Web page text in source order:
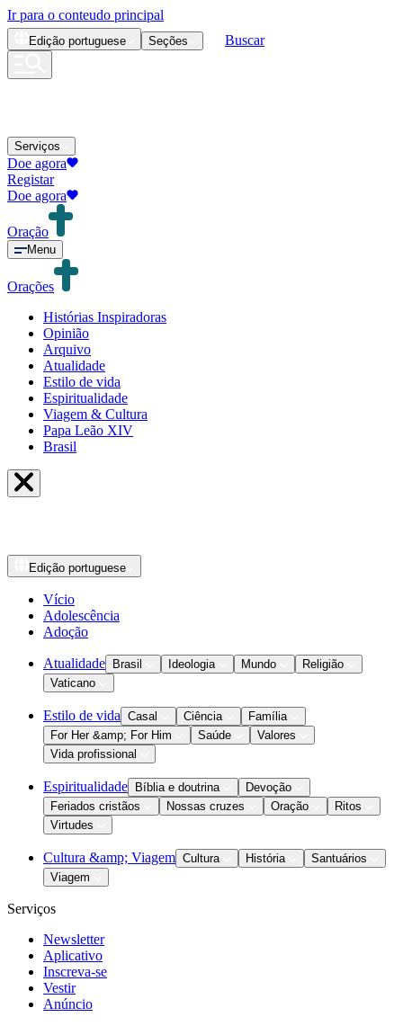
Ir para o conteudo principal
Edição portuguese Seções Buscar
Serviços
Doe agora
Registar
Doe agora
Oração
Menu
Orações
Histórias Inspiradoras
Opinião
Arquivo
Atualidade
Estilo de vida
Espiritualidade
Viagem & Cultura
Papa Leão XIV
Brasil
Edição portuguese
Vício
Adolescência
Adoção
Atualidade Brasil Ideologia Mundo
Religião
Vaticano
Estilo de vida Casal Ciência
Família
For Her &amp; For Him
Saúde
Valores
Vida profissional
Espiritualidade Bíblia e doutrina
Devoção
Feriados cristãos
Nossas cruzes Oração
Ritos
Virtudes
Cultura &amp; Viagem Cultura História
Santuários
Viagem
Serviços
Newsletter
Aplicativo
Inscreva-se
Vestir
Anúncio